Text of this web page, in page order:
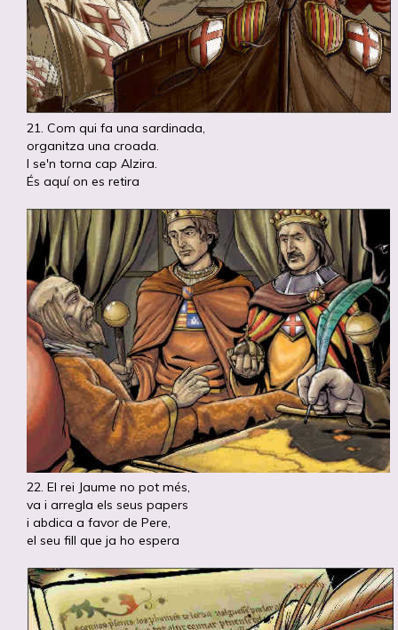
21. Com qui fa una sardinada,
organitza una croada.
I se'n torna cap Alzira.
És aquí on es retira
22. El rei Jaume no pot més,
va i arregla els seus papers
i abdica a favor de Pere,
el seu fill que ja ho espera